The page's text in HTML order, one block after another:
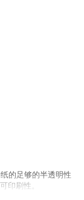
的足够的半透明性
印刷性。